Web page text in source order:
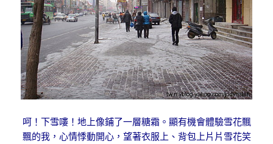
呵！下雪嘍！地上像鋪了一層糖霜。顯有機會體驗雪花飄
飄的我，心情悸動開心，望著衣服上、背包上片片雪花笑